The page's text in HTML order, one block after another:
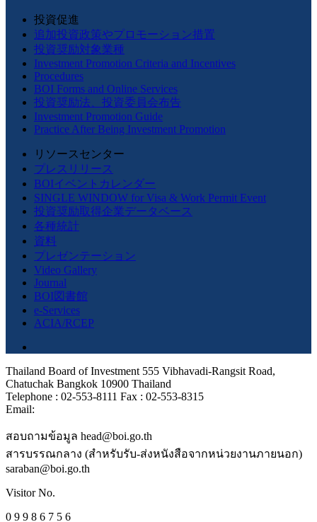
投資促進
追加投資政策やプロモーション措置
投資奨励対象業種
Investment Promotion Criteria and Incentives
Procedures
BOI Forms and Online Services
投資奨励法、投資委員会布告
Investment Promotion Guide
Practice After Being Investment Promotion
リソースセンター
プレスリリース
BOIイベントカレンダー
SINGLE WINDOW for Visa & Work Permit Event
投資奨励取得企業データベース
各種統計
資料
プレゼンテーション
Video Gallery
Journal
BOI図書館
e-Services
ACIA/RCEP
Thailand Board of Investment 555 Vibhavadi-Rangsit Road,
Chatuchak Bangkok 10900 Thailand
Telephone : 02-553-8111 Fax : 02-553-8315
Email:
สอบถามข้อมูล head@boi.go.th
สารบรรณกลาง (สำหรับรับ-ส่งหนังสือจากหน่วยงานภายนอก)
saraban@boi.go.th
Visitor No.
0 9 9 8 6 7 5 6